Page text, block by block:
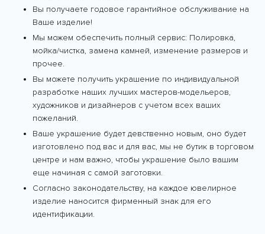
Вы получаете годовое гарантийное обслуживание на
Ваше изделие!
Мы можем обеспечить полный сервис: Полировка,
мойка/чистка, замена камней, изменение размеров и
прочее.
Вы можете получить украшение по индивидуальной
разработке наших лучших мастеров-модельеров,
художников и дизайнеров с учетом всех ваших
пожеланий.
Ваше украшение будет девственно новым, оно будет
изготовлено под вас и для вас, мы не бутик в торговом
центре и нам важно, чтобы украшение было вашим
еще начиная с самой заготовки.
Согласно законодательству, на каждое ювелирное
изделие наносится фирменный знак для его
идентификации.